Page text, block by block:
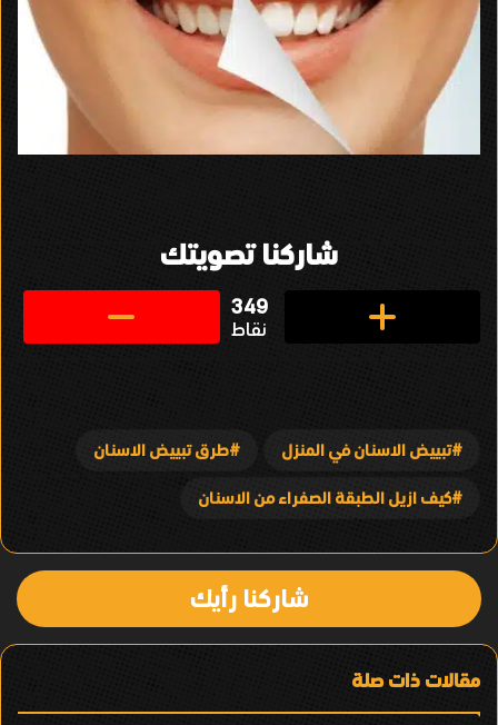
شاركنا تصويتك
349
نقاط
تبييض الاسنان في المنزل طرق تبييض الاسنان
كيف ازيل الطبقة الصفراء من الاسنان
شاركنا رأيك
مقالات ذات صلة